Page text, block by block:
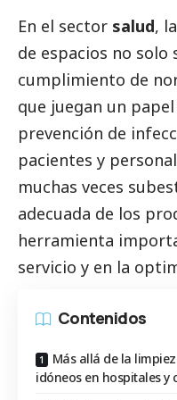
En el sector salud,
de espacios no solo
cumplimiento de
que juegan un
prevención de
pacientes y
muchas veces
adecuada de los
herramienta
servicio y en la
Contenidos
Más allá de la
idóneos en hospitales y